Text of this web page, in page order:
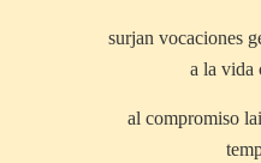
surjan vocaciones
a la vida
al compromiso